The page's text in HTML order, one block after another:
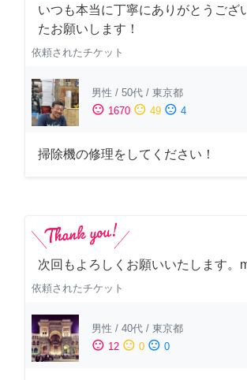
いつも本当に丁寧にありがとうござ
たお願いします！
依頼されたチケット
男性 / 50代 / 東京都
sentiment_satisfied 1670 sentiment_neutral 49 sentiment_dissatisfied 4
掃除機の修理をしてください！
次回もよろしくお願いいたします。
依頼されたチケット
男性 / 40代 / 東京都
sentiment_satisfied 12 sentiment_neutral 0 sentiment_dissatisfied 0